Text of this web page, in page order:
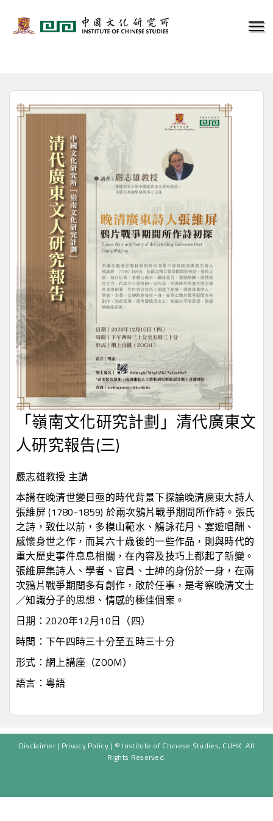
「嶺南文化研究計劃」清代廣東文
人研究報告(三)
嚴志雄教授 主講
本講在晚清世變日亟的時代背景下探論晚清廣東大詩人
張維屏 (1780-1859) 於兩次鴉片戰爭期間所作詩。張氏
之詩，致仕以前，多模山範水、觴詠花月、宴遊唱酬、
感懷身世之作，而其六十歳後的一些作品，則與時代的
重大歷史事件息息相關，在內容及技巧上都起了新變。
張維屏集詩人、學者、官員、士紳的身份於一身，在兩
次鴉片戰爭期間多有創作，敢於任事，是考察晚清文士
／知識分子的思想、情感的極佳個案。
日期：2020年12月10日（四）
時間：下午四時三十分至五時三十分
形式：網上講座（ZOOM）
語言：粵語
Disclaimer| Privacy Policy| © Institute of Chinese Studies, CUHK. All
Rights Reserved.